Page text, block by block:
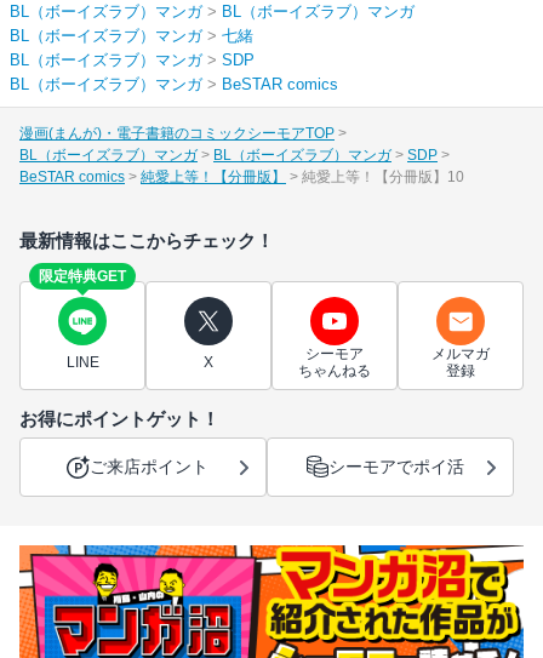
BL（ボーイズラブ）マンガ> BL（ボーイズラブ）マンガ
BL（ボーイズラブ）マンガ> 七緒
BL（ボーイズラブ）マンガ> SDP
BL（ボーイズラブ）マンガ> BeSTAR comics
漫画(まんが)・電子書籍のコミックシーモアTOP
BL（ボーイズラブ）マンガ
BL（ボーイズラブ）マンガ
SDP
BeSTAR comics
純愛上等！【分冊版】 純愛上等！【分冊版】10
最新情報はここからチェック！
限定特典GET
LINE X
シーモア
ちゃんねる
メルマガ
登録
お得にポイントゲット！
ご来店ポイント シーモアでポイ活